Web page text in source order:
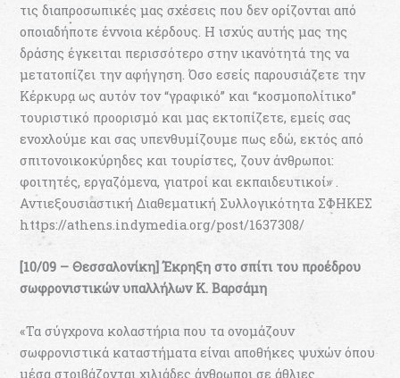
τις διαπροσωπικές μας σχέσεις που δεν ορίζονται από
οποιαδήποτε έννοια κέρδους. Η ισχύς αυτής μας της
δράσης έγκειται περισσότερο στην ικανότητά της να
μετατοπίζει την αφήγηση. Όσο εσείς παρουσιάζετε την
Κέρκυρα ως αυτόν τον “γραφικό” και “κοσμοπολίτικο”
τουριστικό προορισμό και μας εκτοπίζετε, εμείς σας
ενοχλούμε και σας υπενθυμίζουμε πως εδώ, εκτός από
σπιτονοικοκύρηδες και τουρίστες, ζουν άνθρωποι:
φοιτητές, εργαζόμενα, γιατροί και εκπαιδευτικοί» .
Αντιεξουσιαστική Διαθεματική Συλλογικότητα ΣΦΗΚΕΣ
https://athens.indymedia.org/post/1637308/
[10/09 – Θεσσαλονίκη] Έκρηξη στο σπίτι του προέδρου
σωφρονιστικών υπαλλήλων Κ. Βαρσάμη
«Τα σύγχρονα κολαστήρια που τα ονομάζουν
σωφρονιστικά καταστήματα είναι αποθήκες ψυχών όπου
μέσα στοιβάζονται χιλιάδες άνθρωποι σε άθλιες